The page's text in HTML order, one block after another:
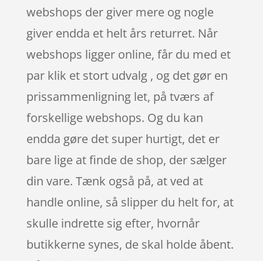
webshops der giver mere og nogle
giver endda et helt års returret. Når
webshops ligger online, får du med et
par klik et stort udvalg , og det gør en
prissammenligning let, på tværs af
forskellige webshops. Og du kan
endda gøre det super hurtigt, det er
bare lige at finde de shop, der sælger
din vare. Tænk også på, at ved at
handle online, så slipper du helt for, at
skulle indrette sig efter, hvornår
butikkerne synes, de skal holde åbent.